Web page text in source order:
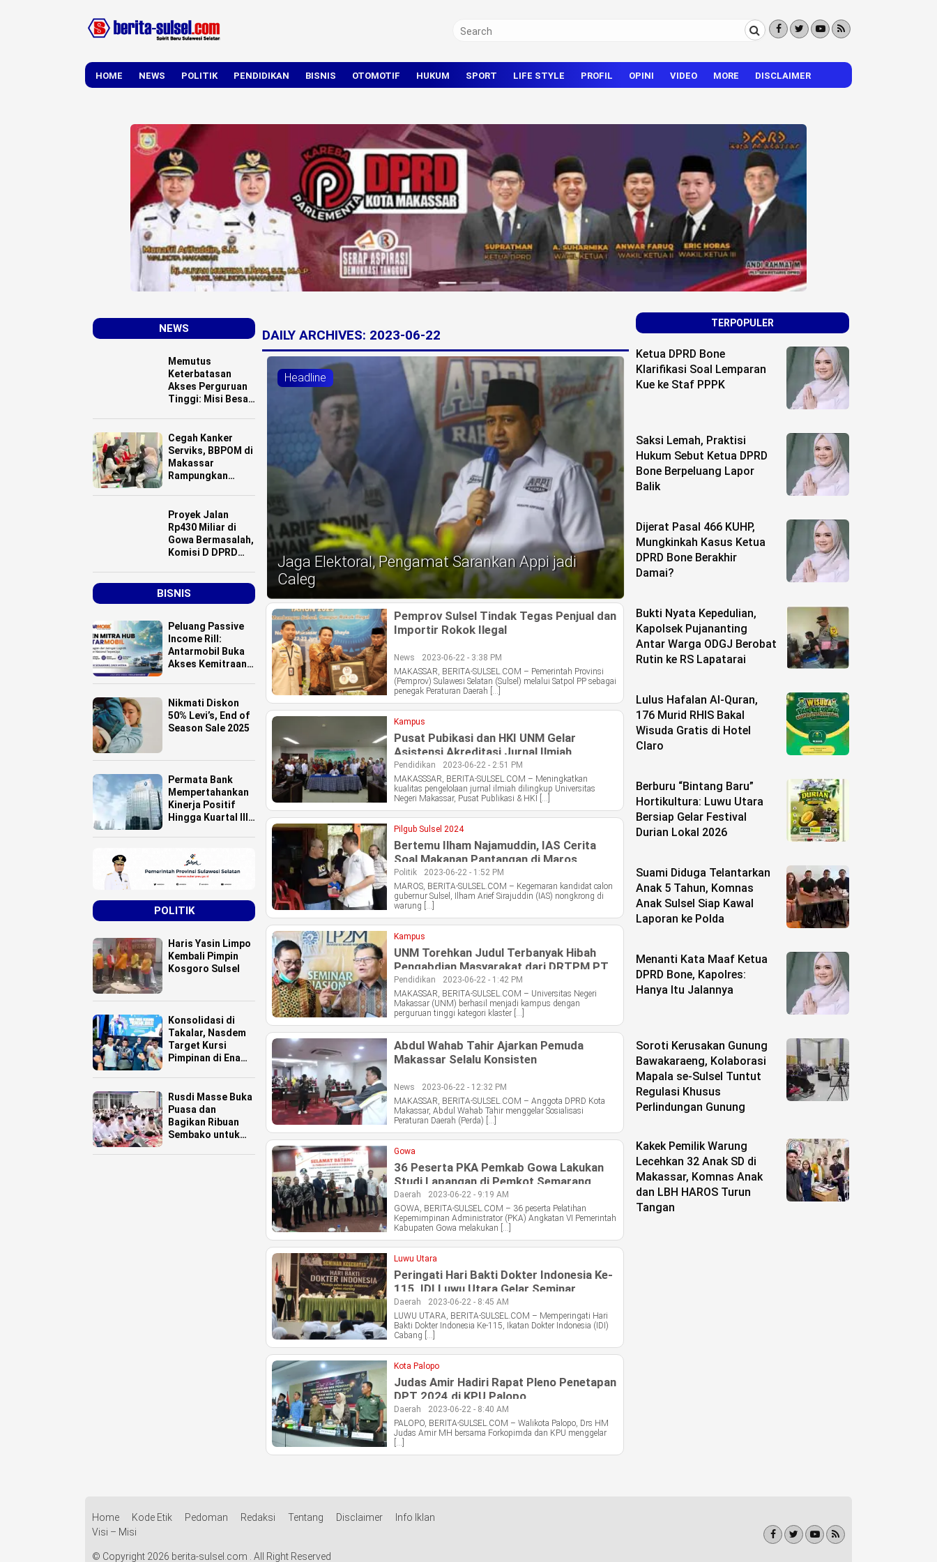
HOME NEWS POLITIK PENDIDIKAN BISNIS OTOMOTIF HUKUM SPORT LIFE STYLE PROFIL OPINI VIDEO MORE DISCLAIMER
NEWS
Memutus
Keterbatasan
Akses Perguruan
Tinggi: Misi Besar
Abad 21
Cegah Kanker
Serviks, BBPOM di
Makassar
Rampungkan
Proyek Jalan
Rp430 Miliar di
Gowa Bermasalah,
Komisi D DPRD
Diduga “Main
Mata”
BISNIS
Peluang Passive
Income Rill:
Antarmobil Buka
Akses Kemitraan
Lahan se-
Indonesia
Nikmati Diskon
50% Levi’s, End of
Season Sale 2025
Permata Bank
Mempertahankan
Kinerja Positif
Hingga Kuartal III
POLITIK
Haris Yasin Limpo
Kembali Pimpin
Kosgoro Sulsel
Konsolidasi di
Takalar, Nasdem
Target Kursi
Pimpinan di Enam
Rusdi Masse Buka
Puasa dan
Bagikan Ribuan
Sembako untuk
DAILY ARCHIVES: 2023-06-22
Headline
Jaga Elektoral, Pengamat Sarankan Appi jadi
Caleg
Pemprov Sulsel Tindak Tegas Penjual dan
Importir Rokok Ilegal
News
2023-06-22 - 3:38 PM
MAKASSAR, BERITA-SULSEL.COM – Pemerintah Provinsi
(Pemprov) Sulawesi Selatan (Sulsel) melalui Satpol PP sebagai
penegak Peraturan Daerah […]
Kampus
Pusat Pubikasi dan HKI UNM Gelar
Asistensi Akreditasi Jurnal Ilmiah
Pendidikan
2023-06-22 - 2:51 PM
MAKASSSAR, BERITA-SULSEL.COM – Meningkatkan
kualitas pengelolaan jurnal ilmiah dilingkup Universitas
Negeri Makassar, Pusat Publikasi & HKI […]
Pilgub Sulsel 2024
Bertemu Ilham Najamuddin, IAS Cerita
Soal Makanan Pantangan di Maros
Politik
2023-06-22 - 1:52 PM
MAROS, BERITA-SULSEL.COM – Kegemaran kandidat calon
gubernur Sulsel, Ilham Arief Sirajuddin (IAS) nongkrong di
warung […]
Kampus
UNM Torehkan Judul Terbanyak Hibah
Pengabdian Masyarakat dari DRTPM PT
Klaster Mandiri
Pendidikan
2023-06-22 - 1:42 PM
MAKASSAR, BERITA-SULSEL.COM – Universitas Negeri
Makassar (UNM) berhasil menjadi kampus dengan
perguruan tinggi kategori klaster […]
Abdul Wahab Tahir Ajarkan Pemuda
Makassar Selalu Konsisten
News
2023-06-22 - 12:32 PM
MAKASSAR, BERITA-SULSEL.COM – Anggota DPRD Kota
Makassar, Abdul Wahab Tahir menggelar Sosialisasi
Peraturan Daerah (Perda) […]
Gowa
36 Peserta PKA Pemkab Gowa Lakukan
Studi Lapangan di Pemkot Semarang
Daerah
2023-06-22 - 9:19 AM
GOWA, BERITA-SULSEL.COM – 36 peserta Pelatihan
Kepemimpinan Administrator (PKA) Angkatan VI Pemerintah
Kabupaten Gowa melakukan […]
Luwu Utara
Peringati Hari Bakti Dokter Indonesia Ke-
115, IDI Luwu Utara Gelar Seminar
Kesehatan Bertema Bebas Stunting
Daerah
2023-06-22 - 8:45 AM
LUWU UTARA, BERITA-SULSEL.COM – Memperingati Hari
Bakti Dokter Indonesia Ke-115, Ikatan Dokter Indonesia (IDI)
Cabang […]
Kota Palopo
Judas Amir Hadiri Rapat Pleno Penetapan
DPT 2024 di KPU Palopo
Daerah
2023-06-22 - 8:40 AM
PALOPO, BERITA-SULSEL.COM – Walikota Palopo, Drs HM
Judas Amir MH bersama Forkopimda dan KPU menggelar
[…]
TERPOPULER
Ketua DPRD Bone
Klarifikasi Soal Lemparan
Kue ke Staf PPPK
Saksi Lemah, Praktisi
Hukum Sebut Ketua DPRD
Bone Berpeluang Lapor
Balik
Dijerat Pasal 466 KUHP,
Mungkinkah Kasus Ketua
DPRD Bone Berakhir
Damai?
Bukti Nyata Kepedulian,
Kapolsek Pujananting
Antar Warga ODGJ Berobat
Rutin ke RS Lapatarai
Lulus Hafalan Al-Quran,
176 Murid RHIS Bakal
Wisuda Gratis di Hotel
Claro
Berburu “Bintang Baru”
Hortikultura: Luwu Utara
Bersiap Gelar Festival
Durian Lokal 2026
Suami Diduga Telantarkan
Anak 5 Tahun, Komnas
Anak Sulsel Siap Kawal
Laporan ke Polda
Menanti Kata Maaf Ketua
DPRD Bone, Kapolres:
Hanya Itu Jalannya
Soroti Kerusakan Gunung
Bawakaraeng, Kolaborasi
Mapala se-Sulsel Tuntut
Regulasi Khusus
Perlindungan Gunung
Kakek Pemilik Warung
Lecehkan 32 Anak SD di
Makassar, Komnas Anak
dan LBH HAROS Turun
Tangan
Home Kode Etik Pedoman Redaksi Tentang Disclaimer
Info Iklan
Visi – Misi
© Copyright 2026 berita-sulsel.com . All Right Reserved